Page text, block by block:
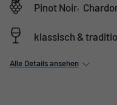
Pinot Noir,
klassisch &
Alle Details ansehen